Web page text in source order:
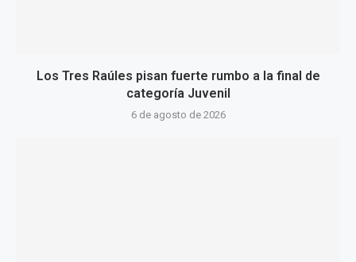
Los Tres Raúles pisan fuerte rumbo a la final de
categoría Juvenil
6 de agosto de 2026